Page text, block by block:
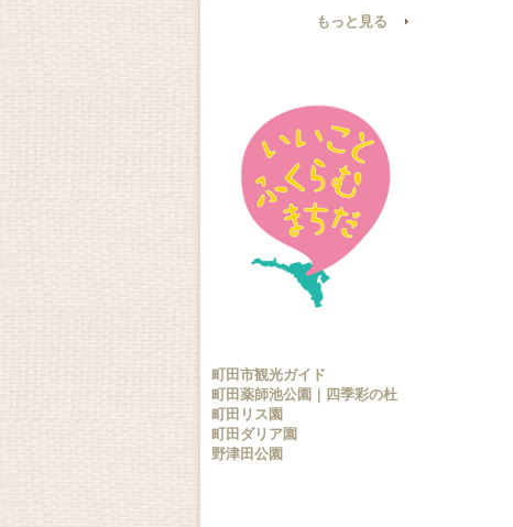
もっと見る
町田市観光ガイド
町田薬師池公園｜四季彩の杜
町田リス園
町田ダリア園
野津田公園